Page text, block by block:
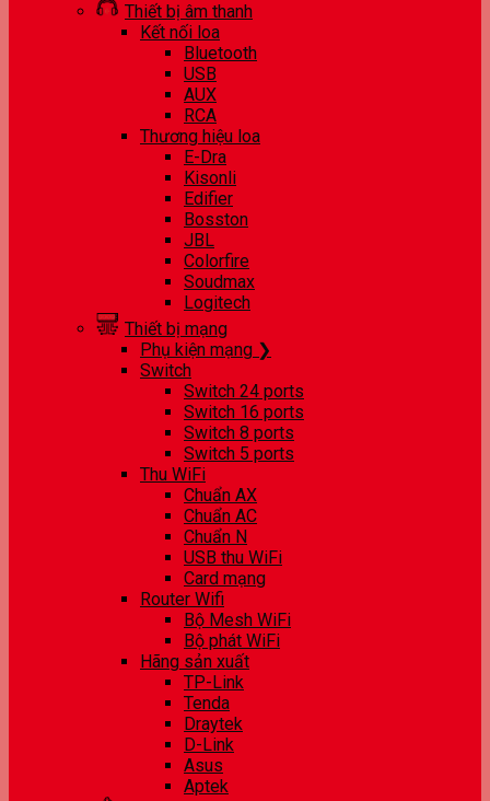
Thiết bị âm thanh
Kết nối loa
Bluetooth
USB
AUX
RCA
Thương hiệu loa
E-Dra
Kisonli
Edifier
Bosston
JBL
Colorfire
Soudmax
Logitech
Thiết bị mạng
Phụ kiện mạng ❯
Switch
Switch 24 ports
Switch 16 ports
Switch 8 ports
Switch 5 ports
Thu WiFi
Chuẩn AX
Chuẩn AC
Chuẩn N
USB thu WiFi
Card mạng
Router Wifi
Bộ Mesh WiFi
Bộ phát WiFi
Hãng sản xuất
TP-Link
Tenda
Draytek
D-Link
Asus
Aptek